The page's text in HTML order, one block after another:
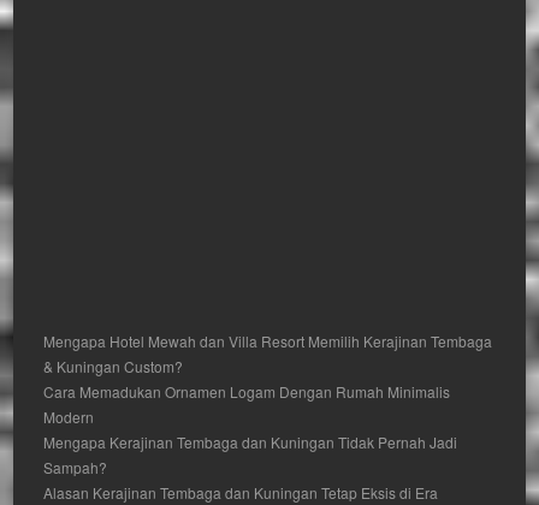
Mengapa Hotel Mewah dan Villa Resort Memilih Kerajinan Tembaga
& Kuningan Custom?
Cara Memadukan Ornamen Logam Dengan Rumah Minimalis
Modern
Mengapa Kerajinan Tembaga dan Kuningan Tidak Pernah Jadi
Sampah?
Alasan Kerajinan Tembaga dan Kuningan Tetap Eksis di Era